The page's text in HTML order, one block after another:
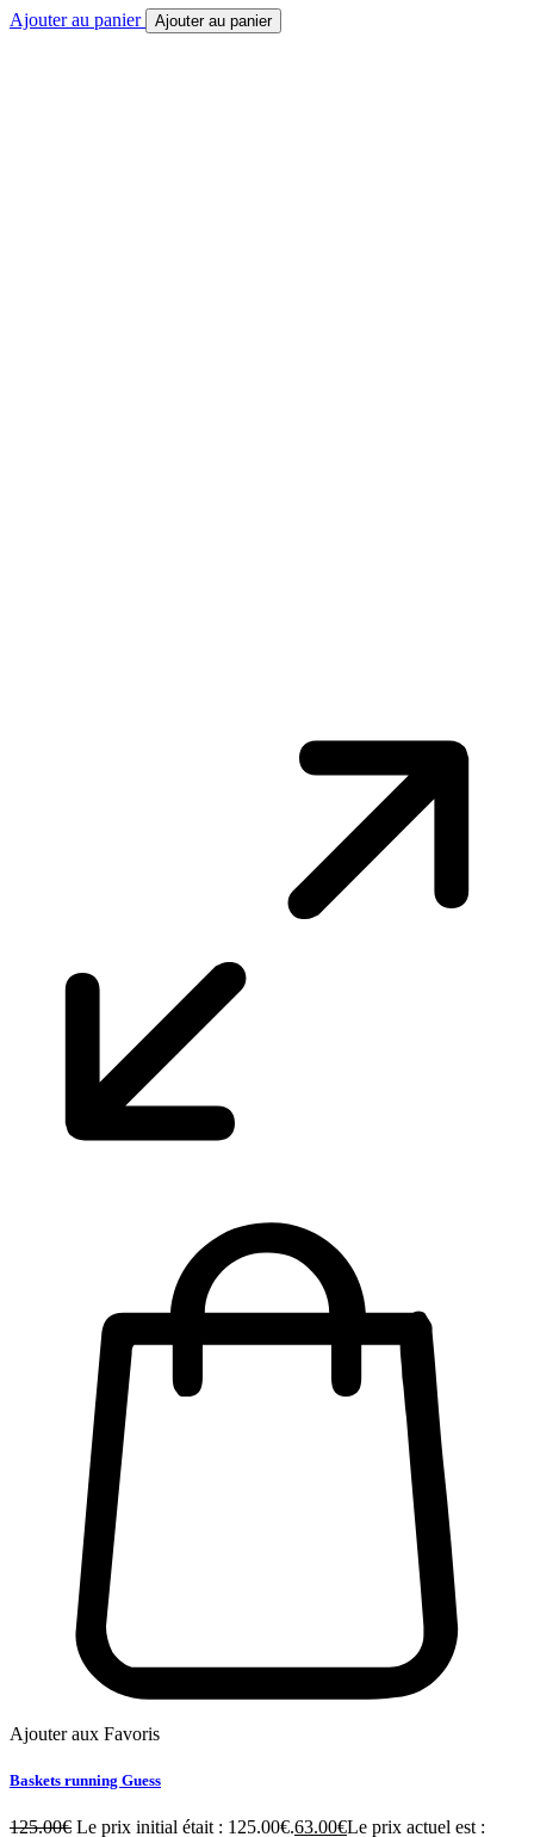
Ajouter au panier Ajouter au panier
Ajouter aux Favoris
Baskets running Guess
125.00€ Le prix initial était : 125.00€.63.00€Le prix actuel est :